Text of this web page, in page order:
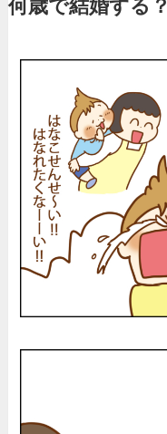
何歳で結婚する？